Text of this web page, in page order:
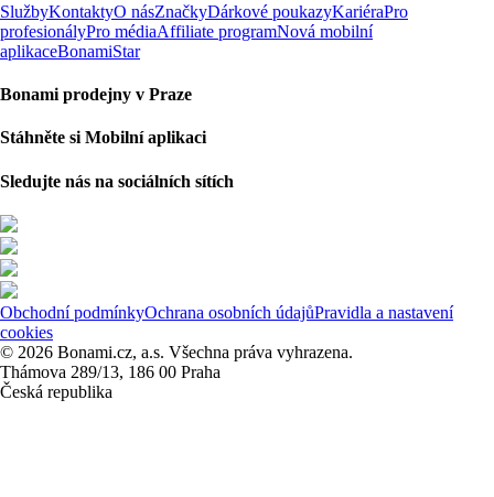
SlužbyKontaktyO násZnačkyDárkové poukazyKariéraPro
profesionályPro médiaAffiliate programNová mobilní
aplikaceBonamiStar
Bonami prodejny v Praze
Stáhněte si Mobilní aplikaci
Sledujte nás na sociálních sítích
Obchodní podmínkyOchrana osobních údajůPravidla a nastavení
cookies
© 2026 Bonami.cz, a.s. Všechna práva vyhrazena.
Thámova 289/13, 186 00 Praha
Česká republika